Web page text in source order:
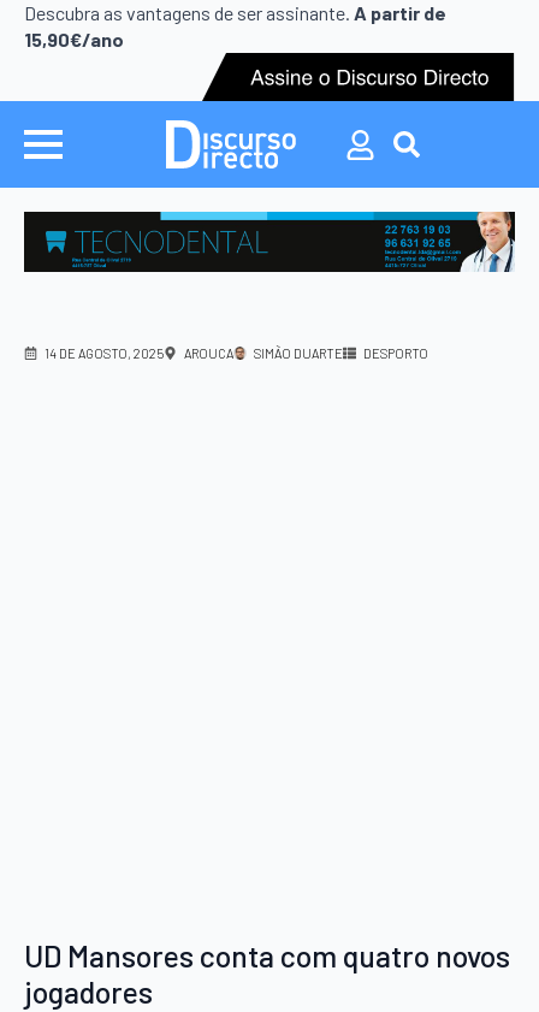
Descubra as vantagens de ser assinante. A partir de
15,90€/ano
Search
for:
14 DE AGOSTO, 2025 AROUCA SIMÃO DUARTE DESPORTO
UD Mansores conta com quatro novos
jogadores